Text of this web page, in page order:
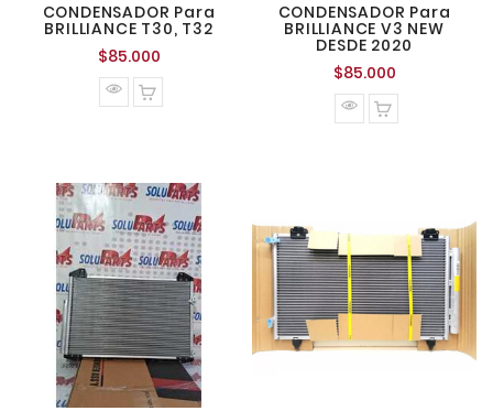
CONDENSADOR Para
BRILLIANCE T30, T32
$85.000Precio
normal
CONDENSADOR Para
BRILLIANCE V3 NEW
DESDE 2020
$85.000Precio
normal